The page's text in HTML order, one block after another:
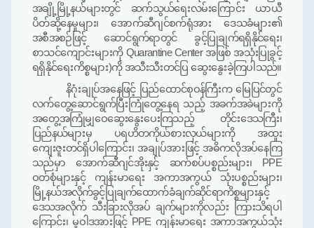
အချို့မြို့နယ်များတွင် ဆက်သွယ်ရေးလမ်းကြောင်း ယာယီ
ပိတ်ဆို့နေမှုများ၊ အောက်ဆီဂျင်စက်ရုံအားဒေသခံများ၏
အစီအစဉ်ဖြင့် ဆောင်ရွက်ရာတွင် ခွင့်ပြုချက်ရရှိနိုင်ရေး၊
စာသင်ကျောင်းများကို Quarantine Center အဖြစ် အသုံးပြုခွင့်
ရရှိနိုင်ရေးကိစ္စများ)ကို အသီးသီးတင်ပြ ဆွေးနွေးခဲ့ကြပါသည်။
နိဂုံးချုပ်အနေဖြင့် ပြည်ထောင်စုဝန်ကြီးက မြေပြင်တွင်
လက်တွေ့ဆောင်ရွက်ပြီးကြုံတွေ့နေရ သည့် အခက်အခဲများကို
အတွေ့အကြုံမျှဝေဆွေးနွေးပေးကြသည့် တိုင်းဒေသကြီး၊
ပြည်နယ်များမှ ပရဟိတကိုယ်စားလှယ်များကို အထူး
ကျေးဇူးတင်ရှိပါကြောင်း၊ အချုပ်အားဖြင့် အဓိကလိုအပ်နေကြ
သည်မှာ အောက်ဆီဂျင်အိုးနှင့် ဆက်စပ်ပစ္စည်းများ၊ PPE
ဝတ်စုံများနှင့် ကျန်းမာရေး အကာအကွယ် သုံးပစ္စည်းများ၊
မြို့နယ်အလိုက်ခွင့်ပြုချက်ထောက်ခံချက်ဆိုင်ရာကိစ္စများနှင့်
ဒေသအလိုက် သီးခြားလိုအပ် ချက်များကိုလည်းကြားသိရပါ
ကြောင်း၊ မူဝါဒအားဖြင့်PPEကျန်းမာရေး အကာအကွယ်သုံး